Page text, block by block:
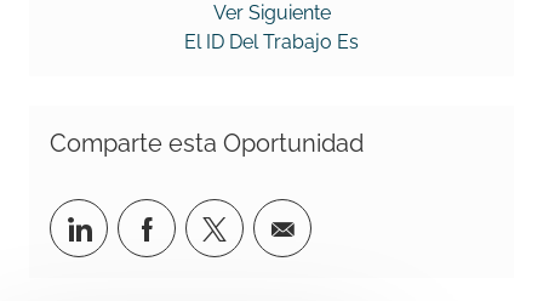
Ver Siguiente
El ID Del Trabajo Es
Comparte esta Oportunidad
Compartir a través de LinkedIn
Compartir a través de Facebook
Compartir a través de
Compartir via correo